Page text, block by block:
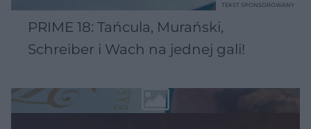
PRIME 18: Tańcula, Murański,
Schreiber i Wach na jednej gali!
TEKST SPONSOROWANY